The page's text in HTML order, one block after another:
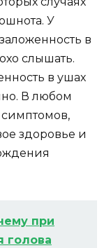
У
в
слышать.
в ушах
В любом
здоровье и
при
голова